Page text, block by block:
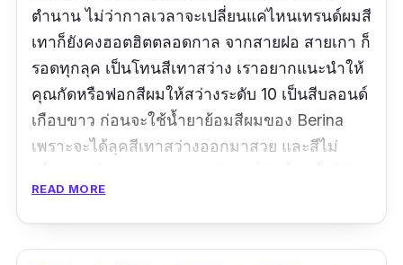
ตำนาน ไม่ว่ากาลเวลาจะเปลี่ยนแค่ไหนเทรนด์ผมสี
เทาก็ยังคงฮอตฮิตตลอดกาล จากสายฝอ สายเกา ก็
รอดทุกลุค เป็นโทนสีเทาสว่าง เราอยากแนะนำให้
คุณกัดหรือฟอกสีผมให้สว่างระดับ 10 เป็นสีบลอนด์
เกือบขาว ก่อนจะใช้น้ำยาย้อมสีผมของ Berina
เพราะจะได้ลุคสีเทาสว่างออกมาสวย และสีไม่
ง่ายมาก ตามห้างสรรพสินค้าทั้วไป หรือจะเป็นตาม
ร้านค้าสะดวกซื้อต่าง ๆ ราคาถูก นักศึกษาซื้อได้จ้า
ใครที่กำลังตามหาว่ายาย้อมผมสีเทา ยี่ห้อไหนดี
READ MORE